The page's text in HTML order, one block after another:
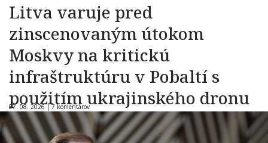
Litva varuje pred
zinscenovaným útokom
Moskvy na kritickú
infraštruktúru v Pobaltí s
použitím ukrajinského dronu
07. 08. 2026 |7 komentárov